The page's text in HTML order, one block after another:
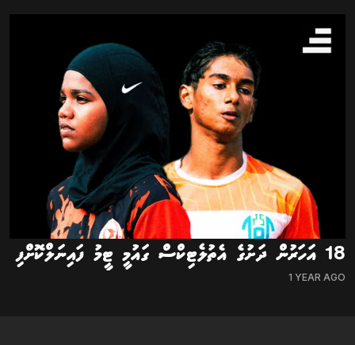
18 އަހަރުން ދަށުގެ އެތުލެޓިކްސް ގައުމީ ޓީމު ފައިނަލްކޮށްފި
1 YEAR AGO